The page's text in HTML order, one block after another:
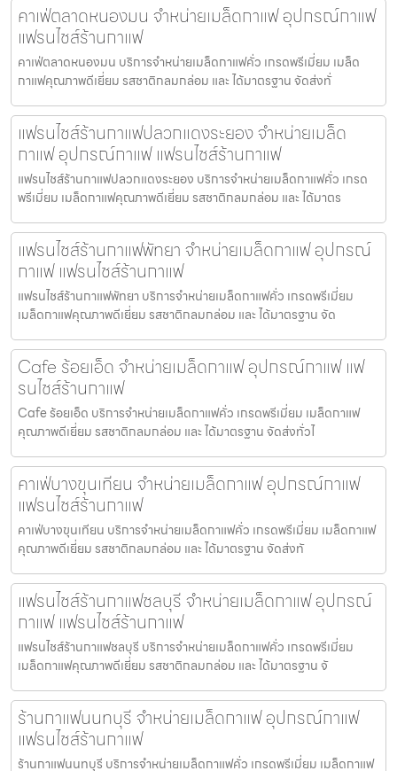
คาเฟ่ตลาดหนองมน จำหน่ายเมล็ดกาแฟ อุปกรณ์กาแฟ
แฟรนไชส์ร้านกาแฟ
คาเฟ่ตลาดหนองมน บริการจำหน่ายเมล็ดกาแฟคั่ว เกรดพรีเมี่ยม เมล็ด
กาแฟคุณภาพดีเยี่ยม รสชาติกลมกล่อม และ ได้มาตรฐาน จัดส่งทั่
แฟรนไชส์ร้านกาแฟปลวกแดงระยอง จำหน่ายเมล็ด
กาแฟ อุปกรณ์กาแฟ แฟรนไชส์ร้านกาแฟ
แฟรนไชส์ร้านกาแฟปลวกแดงระยอง บริการจำหน่ายเมล็ดกาแฟคั่ว เกรด
พรีเมี่ยม เมล็ดกาแฟคุณภาพดีเยี่ยม รสชาติกลมกล่อม และ ได้มาตร
แฟรนไชส์ร้านกาแฟพัทยา จำหน่ายเมล็ดกาแฟ อุปกรณ์
กาแฟ แฟรนไชส์ร้านกาแฟ
แฟรนไชส์ร้านกาแฟพัทยา บริการจำหน่ายเมล็ดกาแฟคั่ว เกรดพรีเมี่ยม
เมล็ดกาแฟคุณภาพดีเยี่ยม รสชาติกลมกล่อม และ ได้มาตรฐาน จัด
Cafe ร้อยเอ็ด จำหน่ายเมล็ดกาแฟ อุปกรณ์กาแฟ แฟ
รนไชส์ร้านกาแฟ
Cafe ร้อยเอ็ด บริการจำหน่ายเมล็ดกาแฟคั่ว เกรดพรีเมี่ยม เมล็ดกาแฟ
คุณภาพดีเยี่ยม รสชาติกลมกล่อม และ ได้มาตรฐาน จัดส่งทั่วไ
คาเฟ่บางขุนเทียน จำหน่ายเมล็ดกาแฟ อุปกรณ์กาแฟ
แฟรนไชส์ร้านกาแฟ
คาเฟ่บางขุนเทียน บริการจำหน่ายเมล็ดกาแฟคั่ว เกรดพรีเมี่ยม เมล็ดกาแฟ
คุณภาพดีเยี่ยม รสชาติกลมกล่อม และ ได้มาตรฐาน จัดส่งทั
แฟรนไชส์ร้านกาแฟชลบุรี จำหน่ายเมล็ดกาแฟ อุปกรณ์
กาแฟ แฟรนไชส์ร้านกาแฟ
แฟรนไชส์ร้านกาแฟชลบุรี บริการจำหน่ายเมล็ดกาแฟคั่ว เกรดพรีเมี่ยม
เมล็ดกาแฟคุณภาพดีเยี่ยม รสชาติกลมกล่อม และ ได้มาตรฐาน จั
ร้านกาแฟนนทบุรี จำหน่ายเมล็ดกาแฟ อุปกรณ์กาแฟ
แฟรนไชส์ร้านกาแฟ
ร้านกาแฟนนทบุรี บริการจำหน่ายเมล็ดกาแฟคั่ว เกรดพรีเมี่ยม เมล็ดกาแฟ